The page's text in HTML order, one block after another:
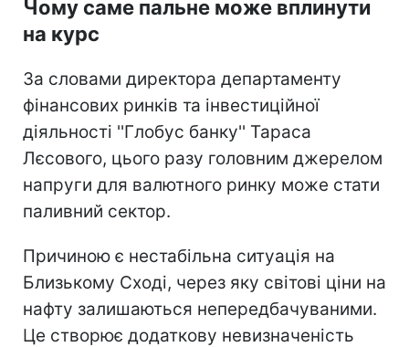
Чому саме пальне може вплинути
на курс
За словами директора департаменту
фінансових ринків та інвестиційної
діяльності ''Глобус банку'' Тараса
Лєсового, цього разу головним джерелом
напруги для валютного ринку може стати
паливний сектор.
Причиною є нестабільна ситуація на
Близькому Сході, через яку світові ціни на
нафту залишаються непередбачуваними.
Це створює додаткову невизначеність